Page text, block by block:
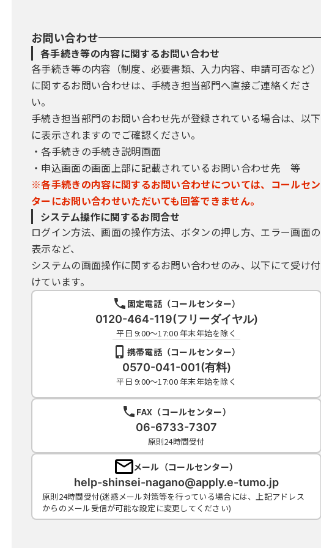
お問い合わせ
各手続き等の内容に関するお問い合わせ
各手続き等の内容（制度、必要書類、入力内容、申請可否など）
に関するお問い合わせは、手続き担当部門へ直接ご連絡くださ
い。
手続き担当部門のお問い合わせ先が登録されている場合は、以下
に表示されますのでご確認ください。
・各手続きの手続き説明画面
・申込画面の画面上部に記載されているお問い合わせ先 等
※各手続きの内容に関するお問い合わせについては、コールセン
ターにお問い合わせいただいても回答できません。
システム操作に関するお問合せ
ログイン方法、画面の操作方法、ボタンの押し方、エラー画面の
表示など、
システムの画面操作に関するお問い合わせのみ、以下にて受け付
けています。
固定電話（コールセンター）
0120-464-119(フリーダイヤル)
平日 9:00～17:00 年末年始を除く
携帯電話（コールセンター）
0570-041-001(有料)
平日 9:00～17:00 年末年始を除く
FAX（コールセンター）
06-6733-7307
原則24時間受付
メール（コールセンター）
help-shinsei-nagano@apply.e-tumo.jp
原則24時間受付(迷惑メール対策等を行っている場合には、上記アドレス
からのメール受信が可能な設定に変更してください)